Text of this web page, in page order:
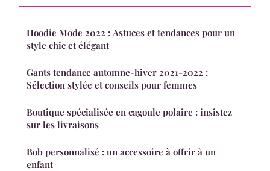
Hoodie Mode 2022 : Astuces et tendances pour un
style chic et élégant
Gants tendance automne-hiver 2021-2022 :
Sélection stylée et conseils pour femmes
Boutique spécialisée en cagoule polaire : insistez
sur les livraisons
Bob personnalisé : un accessoire à offrir à un
enfant